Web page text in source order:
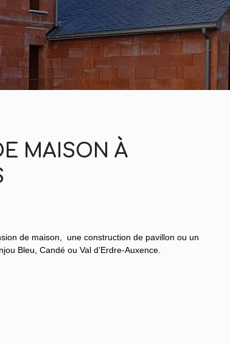
MAISON À
de maison, une construction de pavillon ou un
Bleu, Candé ou Val d’Erdre-Auxence.